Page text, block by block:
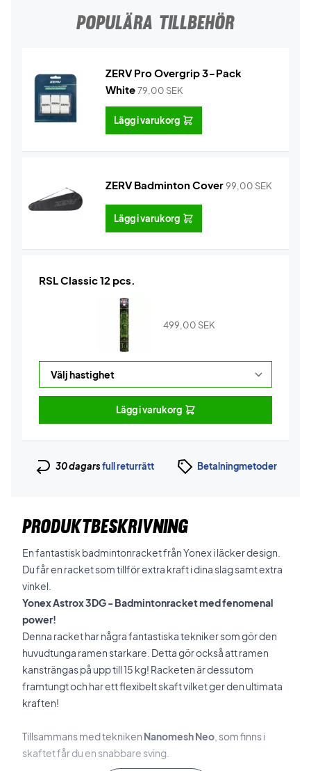
POPULÄRA TILLBEHÖR
ZERV Pro Overgrip 3-Pack
White79,00 SEK
Lägg i varukorg
ZERV Badminton Cover99,00 SEK
Lägg i varukorg
RSL Classic 12 pcs.
499,00 SEK
Lägg i varukorg
30 dagarsfull returrätt Betalningmetoder
PRODUKTBESKRIVNING
En fantastisk badmintonracket från Yonex i läcker design.
Du får en racket som tillför extra kraft i dina slag samt extra
vinkel.
Yonex Astrox 3DG - Badmintonracket med fenomenal
power!
Denna racket har några fantastiska tekniker som gör den
huvudtunga ramen starkare. Detta gör också att ramen
kansträngas på upp till 15 kg! Racketen är dessutom
framtungt och har ett flexibelt skaft vilket ger den ultimata
kraften!
Tillsammans med tekniken Nanomesh Neo , som finns i
skaftet får du en snabbare sving.